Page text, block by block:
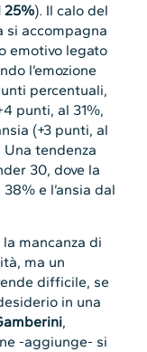
25%). Il calo del
si accompagna
emotivo legato
l’emozione
percentuali,
punti, al 31%,
(+3 punti, al
Una tendenza
30, dove la
e l’ansia dal
mancanza di
ma un
difficile, se
in una
,
-aggiunge- si